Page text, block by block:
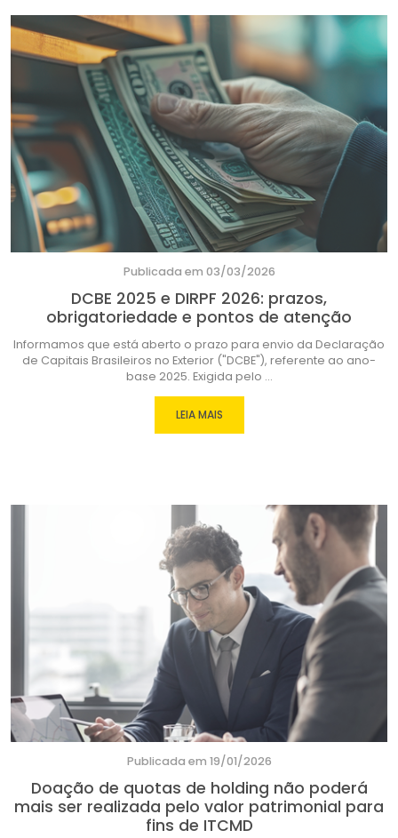
Publicada em 03/03/2026
DCBE 2025 e DIRPF 2026: prazos,
obrigatoriedade e pontos de atenção
Informamos que está aberto o prazo para envio da Declaração
de Capitais Brasileiros no Exterior ("DCBE"), referente ao ano-
base 2025. Exigida pelo ...
LEIA MAIS
Publicada em 19/01/2026
Doação de quotas de holding não poderá
mais ser realizada pelo valor patrimonial para
fins de ITCMD